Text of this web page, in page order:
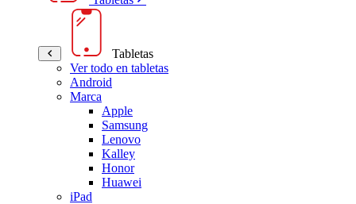
Tabletas
Ver todo en tabletas
Android
Marca
Apple
Samsung
Lenovo
Kalley
Honor
Huawei
iPad